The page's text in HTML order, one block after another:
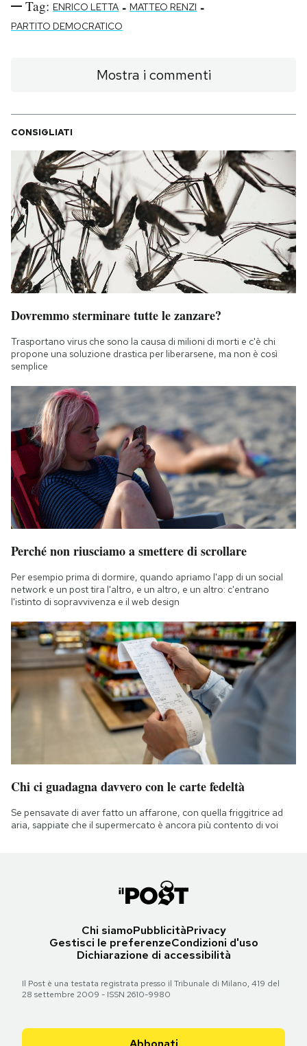
Tag: ENRICO LETTA - MATTEO RENZI -
PARTITO DEMOCRATICO
Mostra i commenti
CONSIGLIATI
Dovremmo sterminare tutte le zanzare?
Trasportano virus che sono la causa di milioni di morti e c'è chi
propone una soluzione drastica per liberarsene, ma non è così
semplice
Perché non riusciamo a smettere di scrollare
Per esempio prima di dormire, quando apriamo l'app di un social
network e un post tira l'altro, e un altro, e un altro: c'entrano
l'istinto di sopravvivenza e il web design
Chi ci guadagna davvero con le carte fedeltà
Se pensavate di aver fatto un affarone, con quella friggitrice ad
aria, sappiate che il supermercato è ancora più contento di voi
Chi siamoPubblicitàPrivacy
Gestisci le preferenzeCondizioni d'uso
Dichiarazione di accessibilità
Il Post è una testata registrata presso il Tribunale di Milano, 419 del
28 settembre 2009 - ISSN 2610-9980